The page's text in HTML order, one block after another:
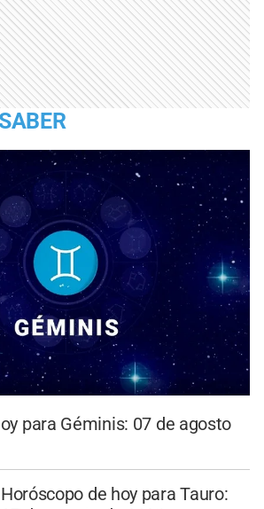
para Géminis: 07 de agosto
Horóscopo de hoy para Tauro: